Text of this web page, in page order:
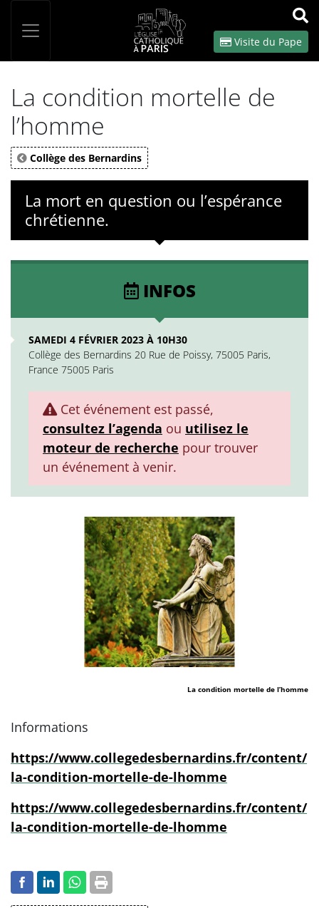
OK
Visite du Pape
La condition mortelle de
l’homme
Collège des Bernardins
La mort en question ou l’espérance
chrétienne.
INFOS
SAMEDI 4 FÉVRIER 2023 À 10H30
Collège des Bernardins 20 Rue de Poissy, 75005 Paris,
France 75005 Paris
Cet événement est passé,
consultez l’agenda ou utilisez le
moteur de recherche pour trouver
un événement à venir.
La condition mortelle de l’homme
Informations
https://www.collegedesbernardins.fr/content/
la-condition-mortelle-de-lhomme
https://www.collegedesbernardins.fr/content/
la-condition-mortelle-de-lhomme
Panneau de gestion des cookies